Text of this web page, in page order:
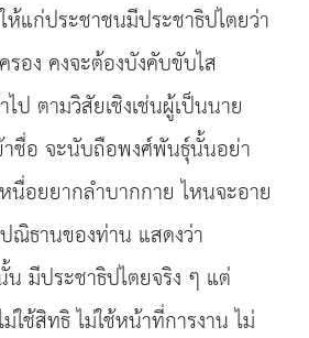
แก่ประชาชนมีประชาธิปไตยว่า
รอง คงจะต้องบังคับขับไส
ป ตามวิสัยเชิงเช่นผู้เป็นนาย
าชื่อ จะนับถือพงศ์พันธุ์นั้นอย่า
นื่อยยากลำบากกาย ไหนจะอาย
ณิธานของท่าน แสดงว่า
มีประชาธิปไตยจริง ๆ แต่
ใช้สิทธิ ไม่ใช้หน้าที่การงาน ไม่